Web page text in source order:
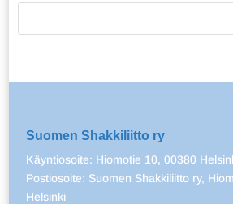
Suomen Shakkiliitto ry
Käyntiosoite: Hiomotie 10, 00380
Postiosoite: Suomen Shakkiliitto ry,
Helsinki